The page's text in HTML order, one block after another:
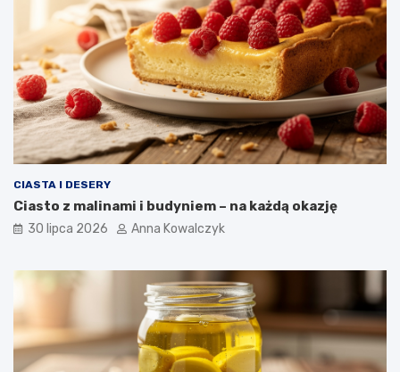
CIASTA I DESERY
Ciasto z malinami i budyniem – na każdą okazję
30 lipca 2026 Anna Kowalczyk